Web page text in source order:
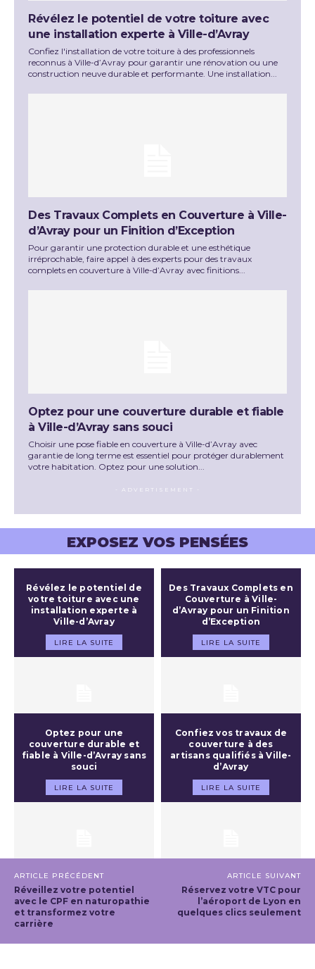
Révélez le potentiel de votre toiture avec
une installation experte à Ville-d’Avray
Confiez l'installation de votre toiture à des professionnels
reconnus à Ville-d’Avray pour garantir une rénovation ou une
construction neuve durable et performante. Une installation...
Des Travaux Complets en Couverture à Ville-
d’Avray pour un Finition d’Exception
Pour garantir une protection durable et une esthétique
irréprochable, faire appel à des experts pour des travaux
complets en couverture à Ville-d’Avray avec finitions...
Optez pour une couverture durable et fiable
à Ville-d’Avray sans souci
Choisir une pose fiable en couverture à Ville-d’Avray avec
garantie de long terme est essentiel pour protéger durablement
votre habitation. Optez pour une solution...
- ADVERTISEMENT -
EXPOSEZ VOS PENSÉES
Révélez le potentiel de
votre toiture avec une
installation experte à
Ville-d’Avray
LIRE LA SUITE
Des Travaux Complets en
Couverture à Ville-
d’Avray pour un Finition
d’Exception
LIRE LA SUITE
Optez pour une
couverture durable et
fiable à Ville-d’Avray sans
souci
LIRE LA SUITE
Confiez vos travaux de
couverture à des
artisans qualifiés à Ville-
d’Avray
LIRE LA SUITE
ARTICLE PRÉCÉDENT
Réveillez votre potentiel
avec le CPF en naturopathie
et transformez votre
carrière
ARTICLE SUIVANT
Réservez votre VTC pour
l’aéroport de Lyon en
quelques clics seulement